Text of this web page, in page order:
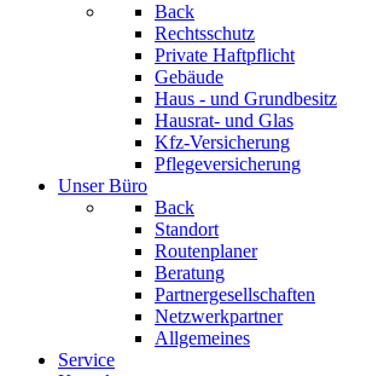
Back
Rechtsschutz
Private Haftpflicht
Gebäude
Haus - und Grundbesitz
Hausrat- und Glas
Kfz-Versicherung
Pflegeversicherung
Unser Büro
Back
Standort
Routenplaner
Beratung
Partnergesellschaften
Netzwerkpartner
Allgemeines
Service